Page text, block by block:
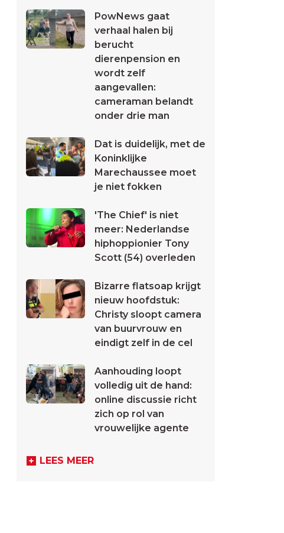
PowNews gaat
verhaal halen bij
berucht
dierenpension en
wordt zelf
aangevallen:
cameraman belandt
onder drie man
Dat is duidelijk, met de
Koninklijke
Marechaussee moet
je niet fokken
'The Chief' is niet
meer: Nederlandse
hiphoppionier Tony
Scott (54) overleden
Bizarre flatsoap krijgt
nieuw hoofdstuk:
Christy sloopt camera
van buurvrouw en
eindigt zelf in de cel
Aanhouding loopt
volledig uit de hand:
online discussie richt
zich op rol van
vrouwelijke agente
LEES MEER